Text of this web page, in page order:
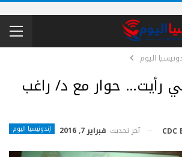
اليوم
رأيت… حوار مع د/ راغب
إندونيسيا اليوم CDC آخر تحديث فبراير 7, 2016